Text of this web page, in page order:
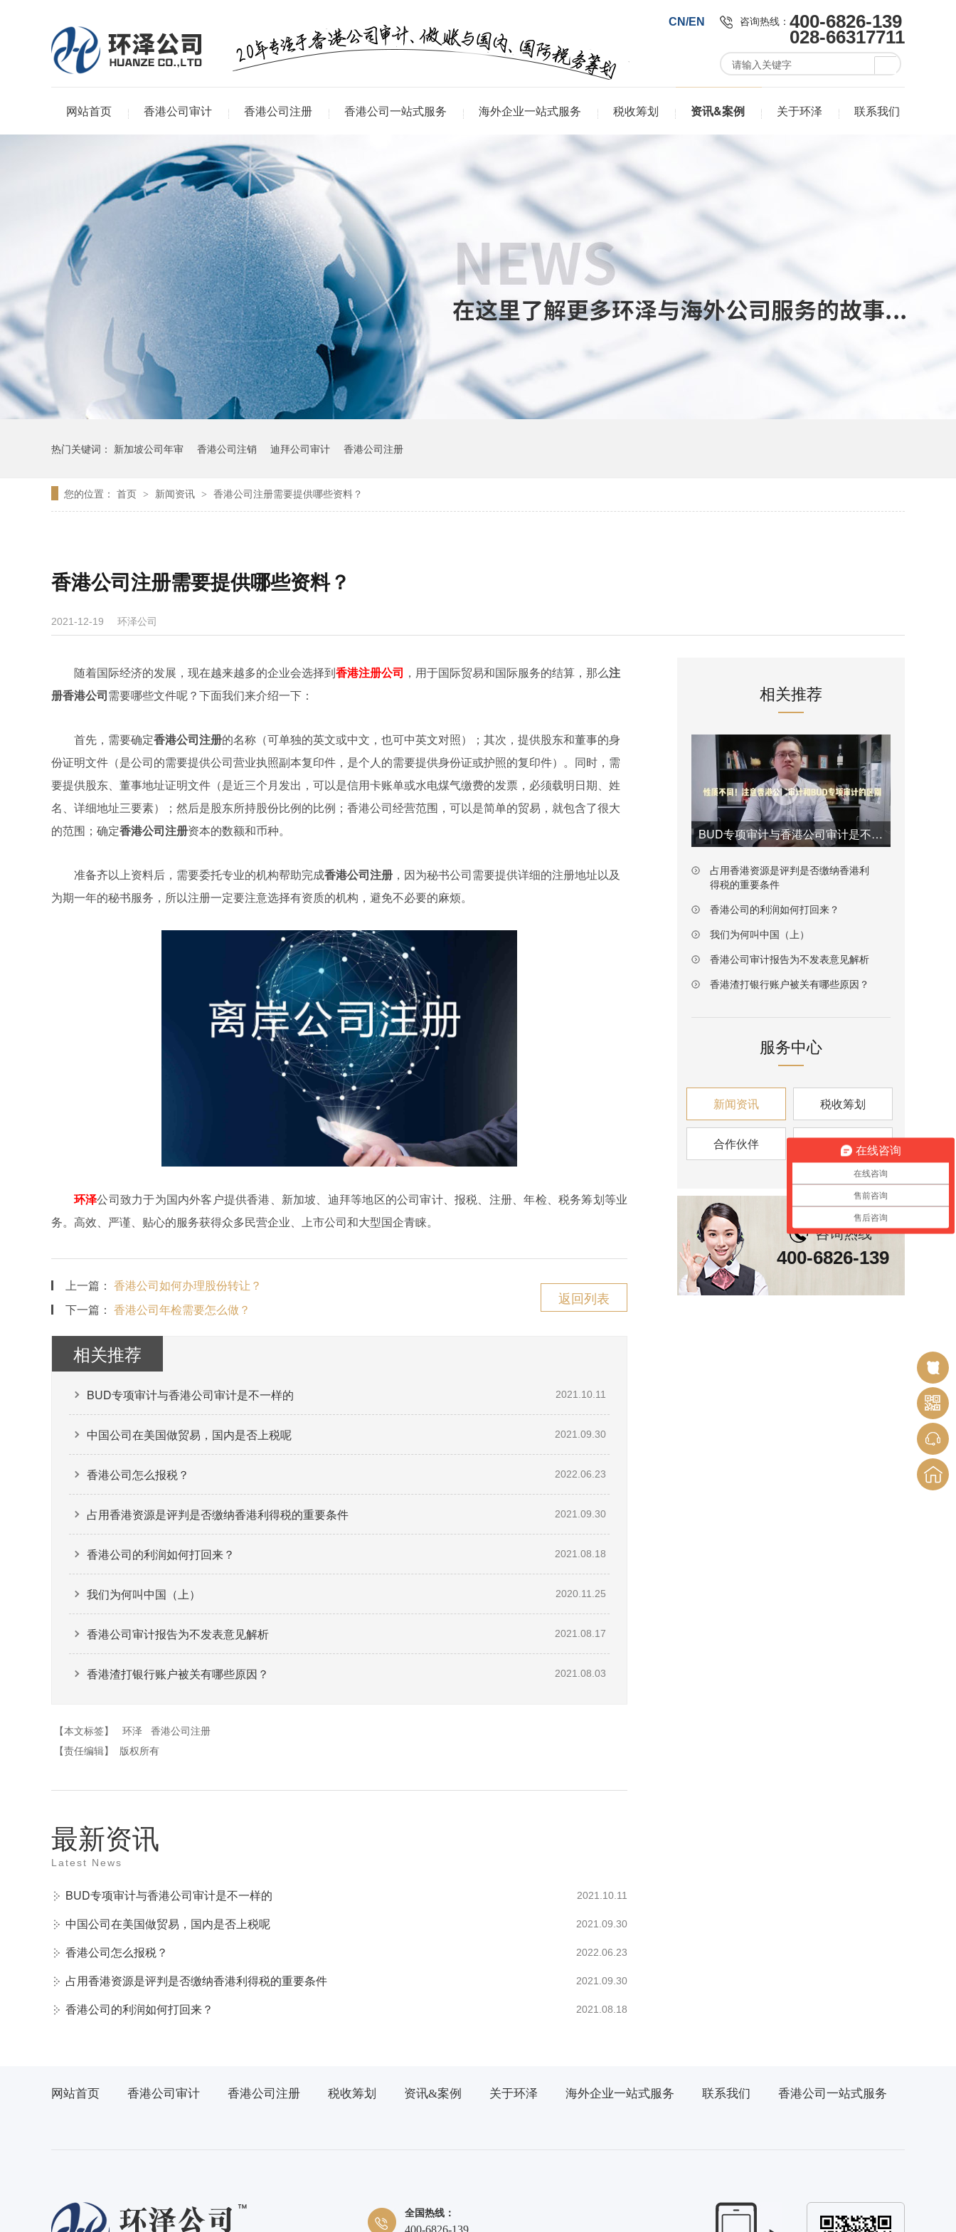
CN/EN 咨询热线： 400-6826-139
028-66317711
网站首页 香港公司审计 香港公司注册 香港公司一站式服务 海外企业一站式服务 税收筹划 资讯&案例 关于环泽 联系我们
热门关键词： 新加坡公司年审 香港公司注销 迪拜公司审计 香港公司注册
您的位置： 首页 > 新闻资讯 > 香港公司注册需要提供哪些资料？
香港公司注册需要提供哪些资料？
2021-12-19 环泽公司
随着国际经济的发展，现在越来越多的企业会选择到香港注册公司 ，用于国际贸易和国际服务的结算，那么注
册香港公司需要哪些文件呢？下面我们来介绍一下：
首先，需要确定香港公司注册的名称（可单独的英文或中文，也可中英文对照）；其次，提供股东和董事的身
份证明文件（是公司的需要提供公司营业执照副本复印件，是个人的需要提供身份证或护照的复印件）。同时，需
要提供股东、董事地址证明文件（是近三个月发出，可以是信用卡账单或水电煤气缴费的发票，必须载明日期、姓
名、详细地址三要素）；然后是股东所持股份比例的比例；香港公司经营范围，可以是简单的贸易，就包含了很大
的范围；确定香港公司注册资本的数额和币种。
准备齐以上资料后，需要委托专业的机构帮助完成香港公司注册 ，因为秘书公司需要提供详细的注册地址以及
为期一年的秘书服务，所以注册一定要注意选择有资质的机构，避免不必要的麻烦。
环泽公司致力于为国内外客户提供香港、新加坡、迪拜等地区的公司审计、报税、注册、年检、税务筹划等业
务。高效、严谨、贴心的服务获得众多民营企业、上市公司和大型国企青睐。
上一篇： 香港公司如何办理股份转让？
下一篇： 香港公司年检需要怎么做？
返回列表
相关推荐
BUD专项审计与香港公司审计是不一样的 2021.10.11
中国公司在美国做贸易，国内是否上税呢 2021.09.30
香港公司怎么报税？ 2022.06.23
占用香港资源是评判是否缴纳香港利得税的重要条件 2021.09.30
香港公司的利润如何打回来？ 2021.08.18
我们为何叫中国（上） 2020.11.25
香港公司审计报告为不发表意见解析 2021.08.17
香港渣打银行账户被关有哪些原因？ 2021.08.03
【本文标签】 环泽
香港公司注册
【责任编辑】
版权所有
最新资讯
Latest News
BUD专项审计与香港公司审计是不一样的 2021.10.11
中国公司在美国做贸易，国内是否上税呢 2021.09.30
香港公司怎么报税？ 2022.06.23
占用香港资源是评判是否缴纳香港利得税的重要条件 2021.09.30
香港公司的利润如何打回来？ 2021.08.18
相关推荐
BUD专项审计与香港公司审计是不一样的
占用香港资源是评判是否缴纳香港利
得税的重要条件
香港公司的利润如何打回来？
我们为何叫中国（上）
香港公司审计报告为不发表意见解析
香港渣打银行账户被关有哪些原因？
服务中心
新闻资讯 税收筹划
合作伙伴 资讯视角
咨询热线
400-6826-139
网站首页 香港公司审计 香港公司注册 税收筹划 资讯&案例 关于环泽 海外企业一站式服务 联系我们 香港公司一站式服务
全国热线：
400-6826-139
在线咨询
在线咨询
售前咨询
售后咨询